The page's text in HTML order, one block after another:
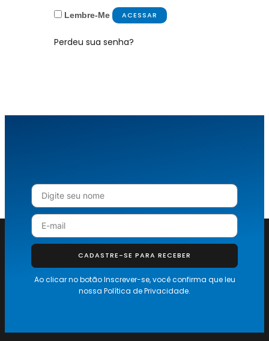
Lembre-Me ACESSAR
Perdeu sua senha?
CADASTRE-SE PARA RECEBER
Ao clicar no botão Inscrever-se, você confirma que leu
nossa Política de Privacidade.